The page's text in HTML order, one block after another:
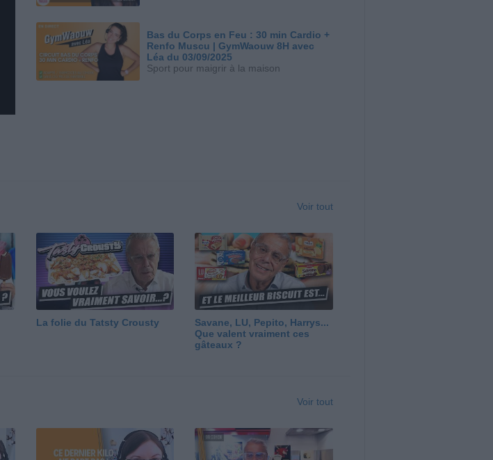
Bas du Corps en Feu : 30 min Cardio +
Renfo Muscu | GymWaouw 8H avec
Léa du 03/09/2025
Sport pour maigrir à la maison
Voir tout
La folie du Tatsty Crousty
Savane, LU, Pepito, Harrys...
Que valent vraiment ces
gâteaux ?
Voir tout